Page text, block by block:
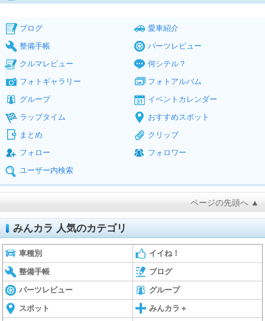
ブログ
愛車紹介
整備手帳
パーツレビュー
クルマレビュー
何シテル？
フォトギャラリー
フォトアルバム
グループ
イベントカレンダー
ラップタイム
おすすめスポット
まとめ
クリップ
フォロー
フォロワー
ユーザー内検索
ページの先頭へ ▲
みんカラ 人気のカテゴリ
車種別 イイね！
整備手帳 ブログ
パーツレビュー グループ
スポット みんカラ＋